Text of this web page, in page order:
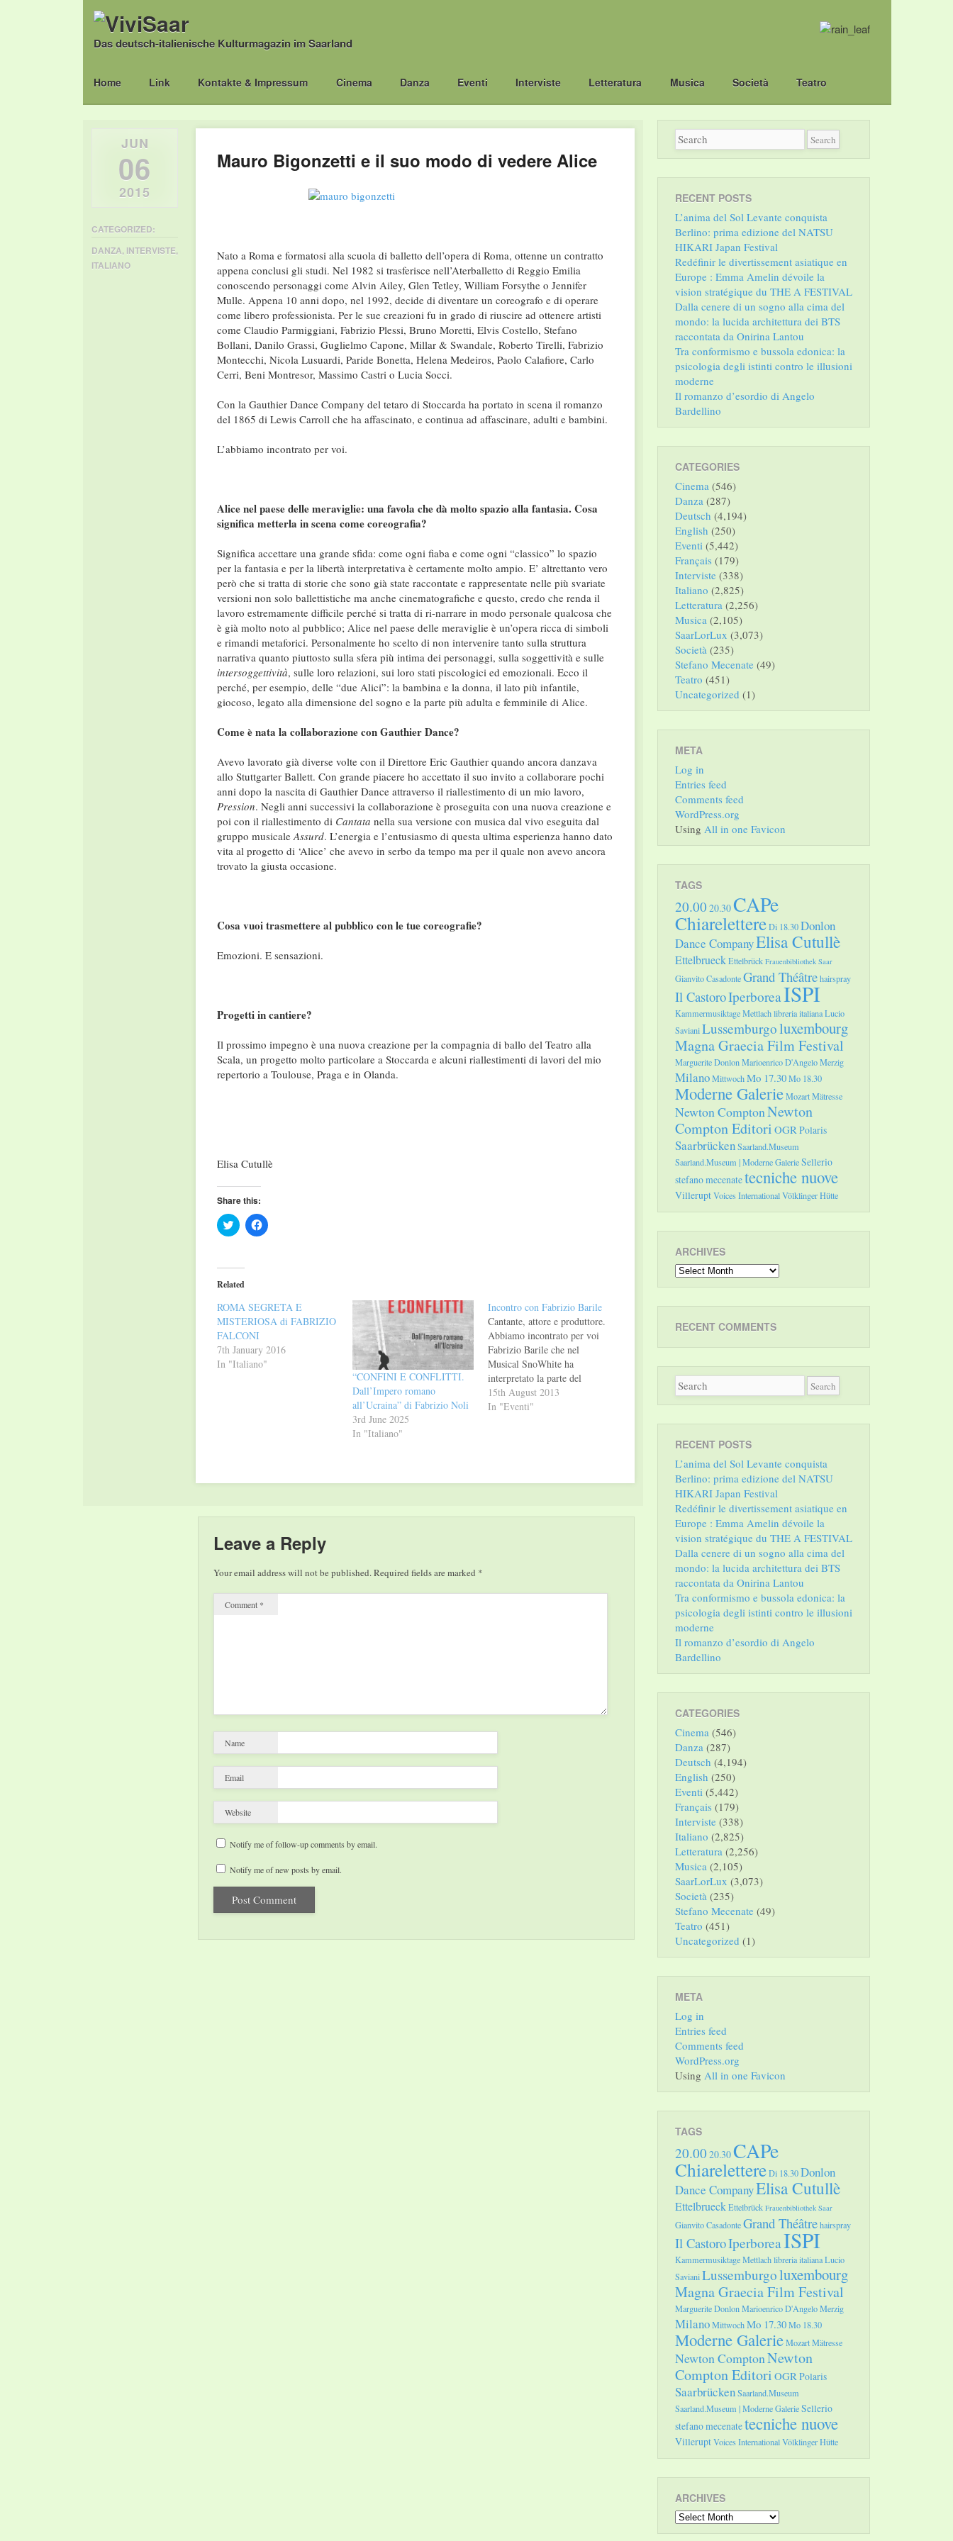
Das deutsch-italienische Kulturmagazin im Saarland
Main menu
Skip
Home Link Kontakte & Impressum Cinema Danza Eventi Interviste Letteratura Musica Società Teatro
Mauro Bigonzetti e il suo modo di vedere Alice
Nato a Roma e formatosi alla scuola di balletto dell’opera di Roma, ottenne un contratto
appena conclusi gli studi. Nel 1982 si trasferisce nell’Aterballetto di Reggio Emilia
conoscendo personaggi come Alvin Ailey, Glen Tetley, William Forsythe o Jennifer
Mulle. Appena 10 anni dopo, nel 1992, decide di diventare un coreografo e di operare
come libero professionista. Per le sue creazioni fu in grado di riuscire ad ottenere artisti
come Claudio Parmiggiani, Fabrizio Plessi, Bruno Moretti, Elvis Costello, Stefano
Bollani, Danilo Grassi, Guglielmo Capone, Millar & Swandale, Roberto Tirelli, Fabrizio
Montecchi, Nicola Lusuardi, Paride Bonetta, Helena Medeiros, Paolo Calafiore, Carlo
Cerri, Beni Montresor, Massimo Castri o Lucia Socci.
Con la Gauthier Dance Company del tetaro di Stoccarda ha portato in scena il romanzo
del 1865 di Lewis Carroll che ha affascinato, e continua ad affascinare, adulti e bambini.
L’abbiamo incontrato per voi.
Alice nel paese delle meraviglie: una favola che dà molto spazio alla fantasia. Cosa
significa metterla in scena come coreografia?
Significa accettare una grande sfida: come ogni fiaba e come ogni “classico” lo spazio
per la fantasia e per la libertà interpretativa è certamente molto ampio. E’ altrettanto vero
però che si tratta di storie che sono già state raccontate e rappresentate nelle più svariate
versioni non solo ballettistiche ma anche cinematografiche e questo, credo che renda il
lavoro estremamente difficile perché si tratta di ri-narrare in modo personale qualcosa che
è già molto noto al pubblico; Alice nel paese delle meraviglie è un’opera ricca di simboli
e rimandi metaforici. Personalmente ho scelto di non intervenire tanto sulla struttura
narrativa quanto piuttosto sulla sfera più intima dei personaggi, sulla soggettività e sulle
intersoggettività, sulle loro relazioni, sui loro stati piscologici ed emozionali. Ecco il
perché, per esempio, delle “due Alici”: la bambina e la donna, il lato più infantile,
giocoso, legato alla dimensione del sogno e la parte più adulta e femminile di Alice.
Come è nata la collaborazione con Gauthier Dance?
Avevo lavorato già diverse volte con il Direttore Eric Gauthier quando ancora danzava
allo Stuttgarter Ballett. Con grande piacere ho accettato il suo invito a collaborare pochi
anni dopo la nascita di Gauthier Dance attraverso il riallestimento di un mio lavoro,
Pression. Negli anni successivi la collaborazione è proseguita con una nuova creazione e
poi con il riallestimento di Cantata nella sua versione con musica dal vivo eseguita dal
gruppo musicale Assurd. L’energia e l’entusiasmo di questa ultima esperienza hanno dato
vita al progetto di ‘Alice’ che avevo in serbo da tempo ma per il quale non avevo ancora
trovato la giusta occasione.
Cosa vuoi trasmettere al pubblico con le tue coreografie?
Emozioni. E sensazioni.
Progetti in cantiere?
Il prossimo impegno è una nuova creazione per la compagnia di ballo del Teatro alla
Scala, un progetto molto particolare a Stoccarda e alcuni riallestimenti di lavori del mio
repertorio a Toulouse, Praga e in Olanda.
Elisa Cutullè
Share this:
Click
to
(Opens
in
new
Click
to
Related
ROMA SEGRETA E
MISTERIOSA di FABRIZIO
FALCONI
7th January 2016
In "Italiano"
“CONFINI E CONFLITTI.
Dall’Impero romano
all’Ucraina” di Fabrizio Noli
3rd June 2025
In "Italiano"
Incontro con Fabrizio Barile
Cantante, attore e produttore.
Abbiamo incontrato per voi
Fabrizio Barile che nel
Musical SnoWhite ha
interpretato la parte del
cacciatore che si innamora di
Biancaneve e la salva dalle
15th August 2013
In "Eventi"
JUN
06
2015
CATEGORIZED:
DANZA, INTERVISTE,
ITALIANO
Leave a Reply
Your email address will not be published.Required fields are marked *
Comment *
Name
Email
Website
Notify me of follow-up comments by email.
Notify me of new posts by email.
RECENT POSTS
L’anima del Sol Levante conquista
Berlino: prima edizione del NATSU
HIKARI Japan Festival
Redéfinir le divertissement asiatique en
Europe : Emma Amelin dévoile la
vision stratégique du THE A FESTIVAL
Dalla cenere di un sogno alla cima del
mondo: la lucida architettura dei BTS
raccontata da Onirina Lantou
Tra conformismo e bussola edonica: la
psicologia degli istinti contro le illusioni
moderne
Il romanzo d’esordio di Angelo
Bardellino
CATEGORIES
Cinema (546)
Danza (287)
Deutsch (4,194)
English (250)
Eventi (5,442)
Français (179)
Interviste (338)
Italiano (2,825)
Letteratura (2,256)
Musica (2,105)
SaarLorLux (3,073)
Società (235)
Stefano Mecenate (49)
Teatro (451)
Uncategorized (1)
META
Log in
Entries feed
Comments feed
WordPress.org
Using All in one Favicon
TAGS
20.00 20.30CAPe
ChiarelettereDi 18.30Donlon
Dance CompanyElisa Cutullè
EttelbrueckEttelbrück Frauenbibliothek Saar
Gianvito CasadonteGrand Théâtrehairspray
Il CastoroIperboreaISPI
Kammermusiktage Mettlachlibreria italianaLucio
SavianiLussemburgoluxembourg
Magna Graecia Film Festival
Marguerite DonlonMarioenrico D'AngeloMerzig
MilanoMittwochMo 17.30Mo 18.30
Moderne GalerieMozartMätresse
Newton ComptonNewton
Compton Editori OGRPolaris
SaarbrückenSaarland.Museum
Saarland.Museum | Moderne GalerieSellerio
stefano mecenatetecniche nuove
VilleruptVoices InternationalVölklinger Hütte
ARCHIVES
Archives
RECENT COMMENTS
RECENT POSTS
L’anima del Sol Levante conquista
Berlino: prima edizione del NATSU
HIKARI Japan Festival
Redéfinir le divertissement asiatique en
Europe : Emma Amelin dévoile la
vision stratégique du THE A FESTIVAL
Dalla cenere di un sogno alla cima del
mondo: la lucida architettura dei BTS
raccontata da Onirina Lantou
Tra conformismo e bussola edonica: la
psicologia degli istinti contro le illusioni
moderne
Il romanzo d’esordio di Angelo
Bardellino
CATEGORIES
Cinema (546)
Danza (287)
Deutsch (4,194)
English (250)
Eventi (5,442)
Français (179)
Interviste (338)
Italiano (2,825)
Letteratura (2,256)
Musica (2,105)
SaarLorLux (3,073)
Società (235)
Stefano Mecenate (49)
Teatro (451)
Uncategorized (1)
META
Log in
Entries feed
Comments feed
WordPress.org
Using All in one Favicon
TAGS
20.00 20.30CAPe
ChiarelettereDi 18.30Donlon
Dance CompanyElisa Cutullè
EttelbrueckEttelbrück Frauenbibliothek Saar
Gianvito CasadonteGrand Théâtrehairspray
Il CastoroIperboreaISPI
Kammermusiktage Mettlachlibreria italianaLucio
SavianiLussemburgoluxembourg
Magna Graecia Film Festival
Marguerite DonlonMarioenrico D'AngeloMerzig
MilanoMittwochMo 17.30Mo 18.30
Moderne GalerieMozartMätresse
Newton ComptonNewton
Compton Editori OGRPolaris
SaarbrückenSaarland.Museum
Saarland.Museum | Moderne GalerieSellerio
stefano mecenatetecniche nuove
VilleruptVoices InternationalVölklinger Hütte
ARCHIVES
Archives